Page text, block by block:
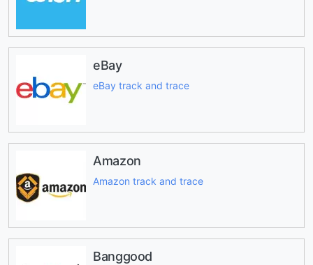
eBay
eBay track and trace
Amazon
Amazon track and trace
Banggood